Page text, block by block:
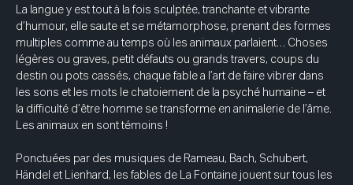
La langue y est tout à la fois sculptée, tranchante et vibrante
d’humour, elle saute et se métamorphose, prenant des formes
multiples comme au temps où les animaux parlaient… Choses
légères ou graves, petit défauts ou grands travers, coups du
destin ou pots cassés, chaque fable a l’art de faire vibrer dans
les sons et les mots le chatoiement de la psyché humaine – et
la difficulté d’être homme se transforme en animalerie de l’âme.
Les animaux en sont témoins !
Ponctuées par des musiques de Rameau, Bach, Schubert,
Händel et Lienhard, les fables de La Fontaine jouent sur tous les